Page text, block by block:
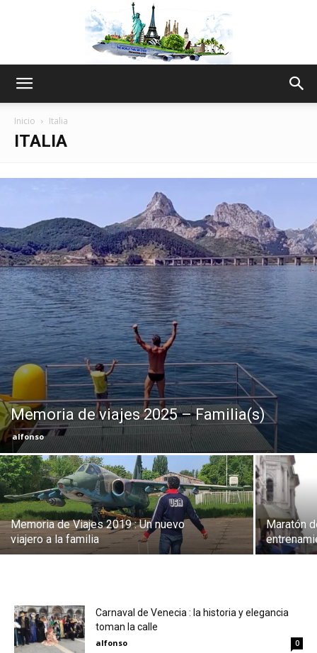
Thru
My
Eyes
Inicio Italia
ITALIA
Memoria de viajes 2025 – Familia(s)
alfonso
Memoria de Viajes 2019 : Un nuevo
viajero a la familia
Maratón
Carnaval de Venecia : la historia y elegancia
toman la calle
alfonso 0